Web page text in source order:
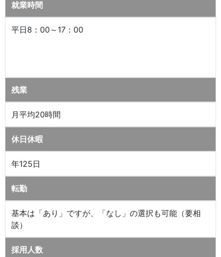
就業時間
平日8：00～17：00
残業
月平均20時間
休日休暇
年125日
転勤
基本は「あり」ですが、「なし」の選択も可能（要相
談）
採用人数